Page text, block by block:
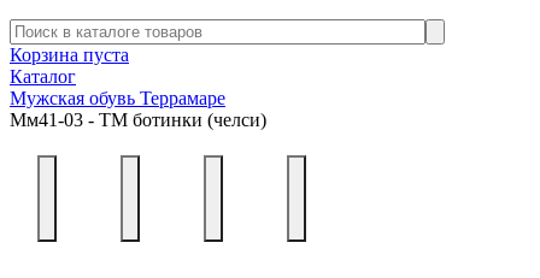
Корзина пуста
Каталог
Мужская обувь Террамаре
Мм41-03 - ТМ ботинки (челси)